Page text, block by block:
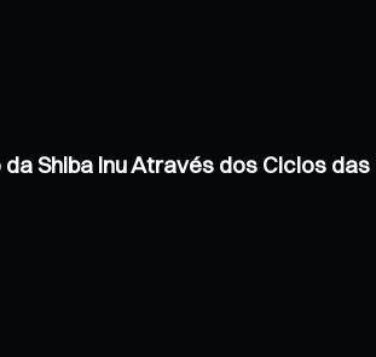
Shiba Inu Através dos Ciclos